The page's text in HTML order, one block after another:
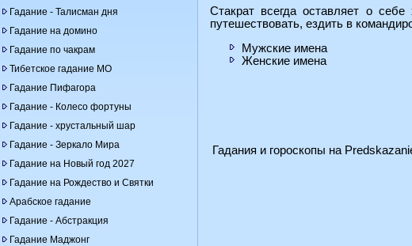
Стакрат всегда оставляет о
путешествовать, ездить в
Мужские имена
Женские имена
Гадание - Талисман дня
Гадание на домино
Гадание по чакрам
Тибетское гадание МО
Гадание Пифагора
Гадание - Колесо фортуны
Гадание - хрустальный шар
Гадание - Зеркало Мира
Гадание на Новый год 2027
Гадание на Рождество и Святки
Арабское гадание
Гадание - Абстракция
Гадание Маджонг
Гадания и гороскопы на